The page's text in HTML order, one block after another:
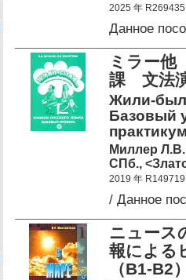
2025 年 R269435
Данное
ミラー
課 文法
Жили-
Базовый
Миллер
СПб.,
2019 年 R149719
/ Данное
ニュー
報による
（B1-B2